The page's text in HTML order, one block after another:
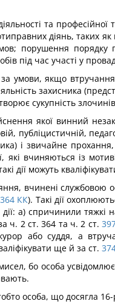
та
діянь, таких
порушення
під час участі у
умови, якщо втручання
захисника
сукупність
якої винний
публіцистичній,
і звичайне
які вчиняються із
дії можуть
вчинені службовою
364 КК). Такі дії
а) спричинили тяжкі
ч. 2 ст. 364 та ч. 2 ст.
або суддя, а
ще й за ст.
бо особа
особа, що досягла 16-